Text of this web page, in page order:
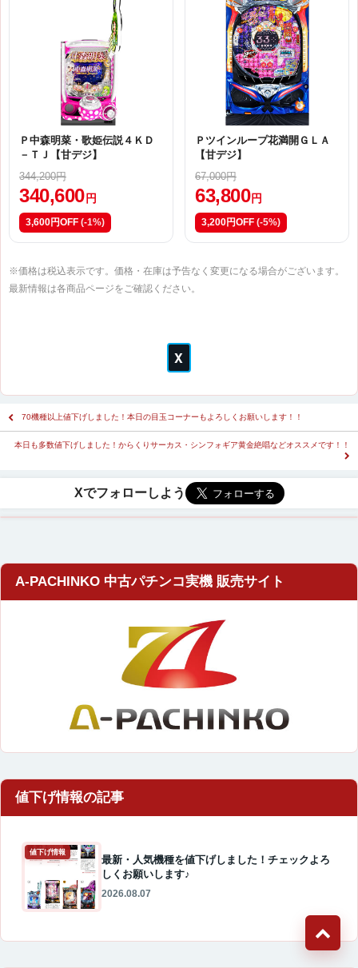
Ｐ中森明菜・歌姫伝説４ＫＤ
－ＴＪ【甘デジ】
344,200円
340,600 円
3,600円OFF (-1%)
Ｐツインループ花満開ＧＬＡ
【甘デジ】
67,000円
63,800 円
3,200円OFF (-5%)
※価格は税込表示です。価格・在庫は予告なく変更になる場合がございます。
最新情報は各商品ページをご確認ください。
70機種以上値下げしました！本日の目玉コーナーもよろしくお願いします！！
本日も多数値下げしました！からくりサーカス・シンフォギア黄金絶唱などオススメです！！
A-PACHINKO 中古パチンコ実機 販売サイト
値下げ情報
最新・人気機種を値下げしました！チェックよろ
しくお願いします♪
2026.08.07